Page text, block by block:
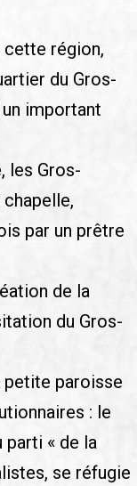
cette région,
du Gros-
important
les Gros-
par un prêtre
de la
du Gros-
petite paroisse
: le
parti « de la
se réfugie